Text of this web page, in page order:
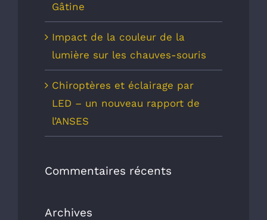
Gâtine
Impact de la couleur de la
lumière sur les chauves-souris
Chiroptères et éclairage par
LED – un nouveau rapport de
l’ANSES
Commentaires récents
Archives